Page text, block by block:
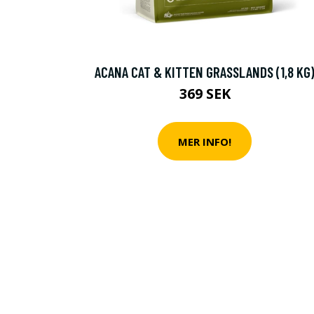
ACANA CAT & KITTEN GRASSLANDS (1,8 KG)
369 SEK
MER INFO!